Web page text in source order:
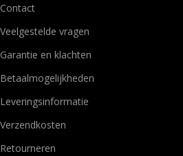
Contact
Veelgestelde vragen
Garantie en klachten
Betaalmogelijkheden
Leveringsinformatie
Verzendkosten
Retourneren